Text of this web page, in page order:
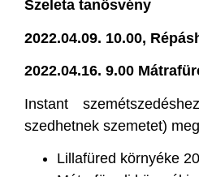
Szeleta tanösvény
2022.04.09. 10.00,
2022.04.16. 9.00
Instant
szedhetnek szemetet)
Lillafüred környéke